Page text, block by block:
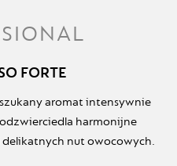
FORTE
aromat intensywnie
harmonijne
delikatnych nut owocowych.